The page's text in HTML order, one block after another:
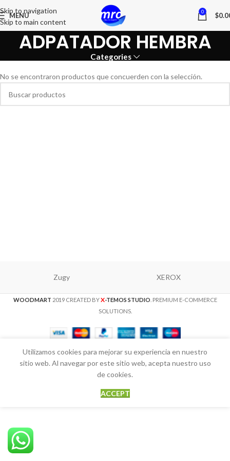
Skip to navigation
Skip to main content
MENU 0 $
ADPATADOR HEMBRA
Categories
No se encontraron productos que concuerden con la selección.
Zugy XEROX
WOODMART 2019 CREATED BYX-TEMOS STUDIO . PREMIUM E-COMMERCE
SOLUTIONS.
Utilizamos cookies para mejorar su experiencia en nuestro
sitio web. Al navegar por este sitio web, acepta nuestro uso
de cookies.
ACCEPT